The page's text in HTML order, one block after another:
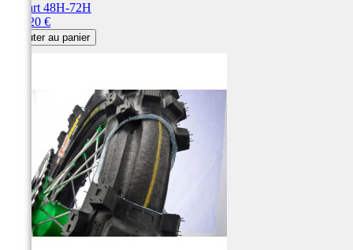
Départ 48H-72H
133,20 €
Ajouter au panier